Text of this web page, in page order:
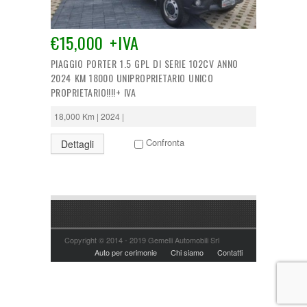
Tipologia:
Anno di costruzione:
Chilometraggio:
Alimentazione:
CERCA
€15,000 +IVA
PIAGGIO PORTER 1.5 GPL DI SERIE 102CV ANNO
2024 KM 18000 UNIPROPRIETARIO UNICO
PROPRIETARIO!!!!+ IVA
18,000 Km | 2024 |
Dettagli Confronta
Copyright © 2014 - 2019 Gemelli Automobili Srl
Auto per cerimonie
Chi siamo Contatti